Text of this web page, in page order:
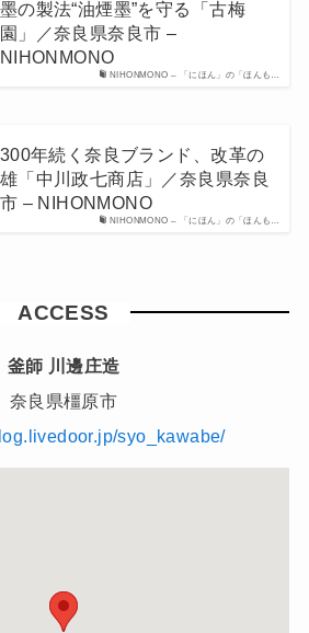
NIHONMONO – 「にほん」の「ほんも…
墨の製法“油煙墨”を守る「古梅
園」／奈良県奈良市 –
NIHONMONO
NIHONMONO – 「にほん」の「ほんも…
300年続く奈良ブランド、改革の
雄「中川政七商店」／奈良県奈良
市 – NIHONMONO
ACCESS
釜師 川邊庄造
奈良県橿原市
syo_kawabe/